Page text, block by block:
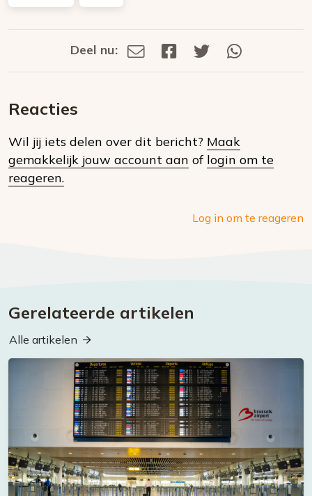
Deel
social
Deel nu:
Deel
Deel
Deel
Reacties
Wil jij iets delen over dit bericht? Maak
gemakkelijk jouw account aan of login om te
reageren.
Log in om te reageren
Gerelateerde artikelen
Alle artikelen